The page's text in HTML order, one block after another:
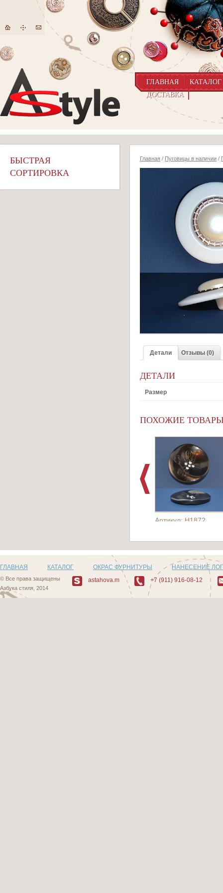
ГЛАВНАЯ
КАТАЛОГ
ДОСТАВКА
БЫСТРАЯ
СОРТИРОВКА
Главная / Пуговицы в наличии /
Детали Отзывы (0)
ДЕТАЛИ
Размер
ПОХОЖИЕ
Артикул: H1872
ГЛАВНАЯ КАТАЛОГ ОКРАС ФУРНИТУРЫ НАНЕСЕНИЕ
© Все права защищены
Азбука стиля, 2014
astahova.m +7 (911) 916-08-12